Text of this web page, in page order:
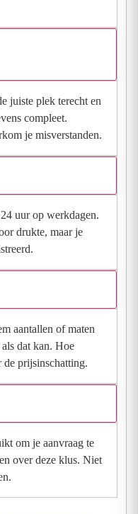
juiste plek terecht en
compleet.
je misverstanden.
uur op werkdagen.
drukte, maar je
aantallen of maten
dat kan. Hoe
de prijsinschatting.
om je aanvraag te
over deze klus. Niet